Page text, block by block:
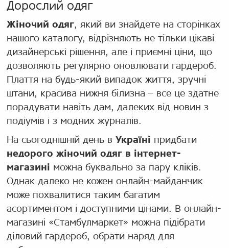
Дорослий одяг
Жіночий одяг, який ви знайдете на сторінках
нашого каталогу, відрізняють не тільки цікаві
дизайнерські рішення, але і приємні ціни, що
дозволяють регулярно оновлювати гардероб.
Плаття на будь-який випадок життя, зручні
штани, красива нижня білизна – все це здатне
порадувати навіть дам, далеких від новин з
подіумів і з модних журналів.
На сьогоднішній день в Україні придбати
недорого жіночий одяг в інтернет-
магазині можна буквально за пару кліків.
Однак далеко не кожен онлайн-майданчик
може похвалитися таким багатим
асортиментом і доступними цінами. В онлайн-
магазині «Стамбулмаркет» можна підібрати
діловий гардероб, обрати наряд для